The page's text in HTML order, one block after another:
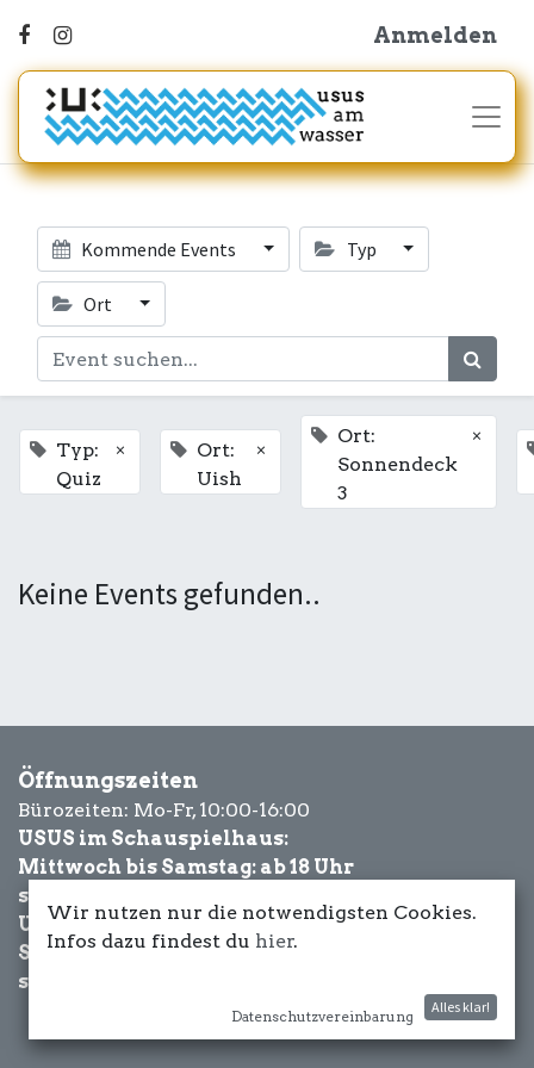
Anmelden
Kommende Events Typ
Ort
Typ:
Quiz
×
Ort:
Uish
×
Ort:
Sonnendeck
3
×
Keine Events gefunden..
Öffnungszeiten
Bürozeiten: Mo-Fr, 10:00-16:00
USUS im Schauspielhaus:
Mittwoch bis Samstag: ab 18 Uhr
sowie Eventbezogen.
USUS am Wasser:
Schönwetter-
sowie Eventbezogen.
Wir nutzen nur die notwendigsten Cookies.
Infos dazu findest du hier.
Datenschutzvereinbarung
Alles klar!